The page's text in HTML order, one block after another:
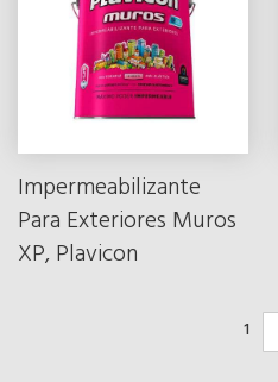
Impermeabilizante
Para Exteriores Muros
XP, Plavicon
1